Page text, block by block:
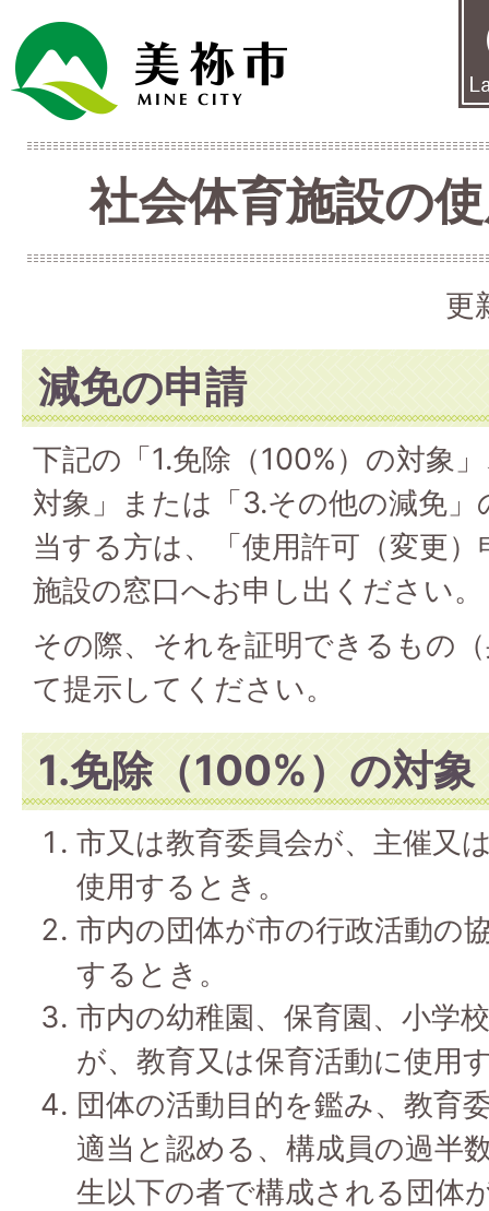
社会体育施設の
更
減免の申請
下記の「1.免除（100%）の対象
対象」または「3.その他の減免
当する方は、「使用許可（変更
施設の窓口へお申し出ください。
その際、それを証明できるもの
て提示してください。
1.免除（100%）の対象
市又は教育委員会が、主催又
使用するとき。
市内の団体が市の行政活動の
するとき。
市内の幼稚園、保育園、小学
が、教育又は保育活動に使用
団体の活動目的を鑑み、教育
適当と認める、構成員の過半
生以下の者で構成される団体